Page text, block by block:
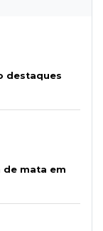
destaques
de mata em